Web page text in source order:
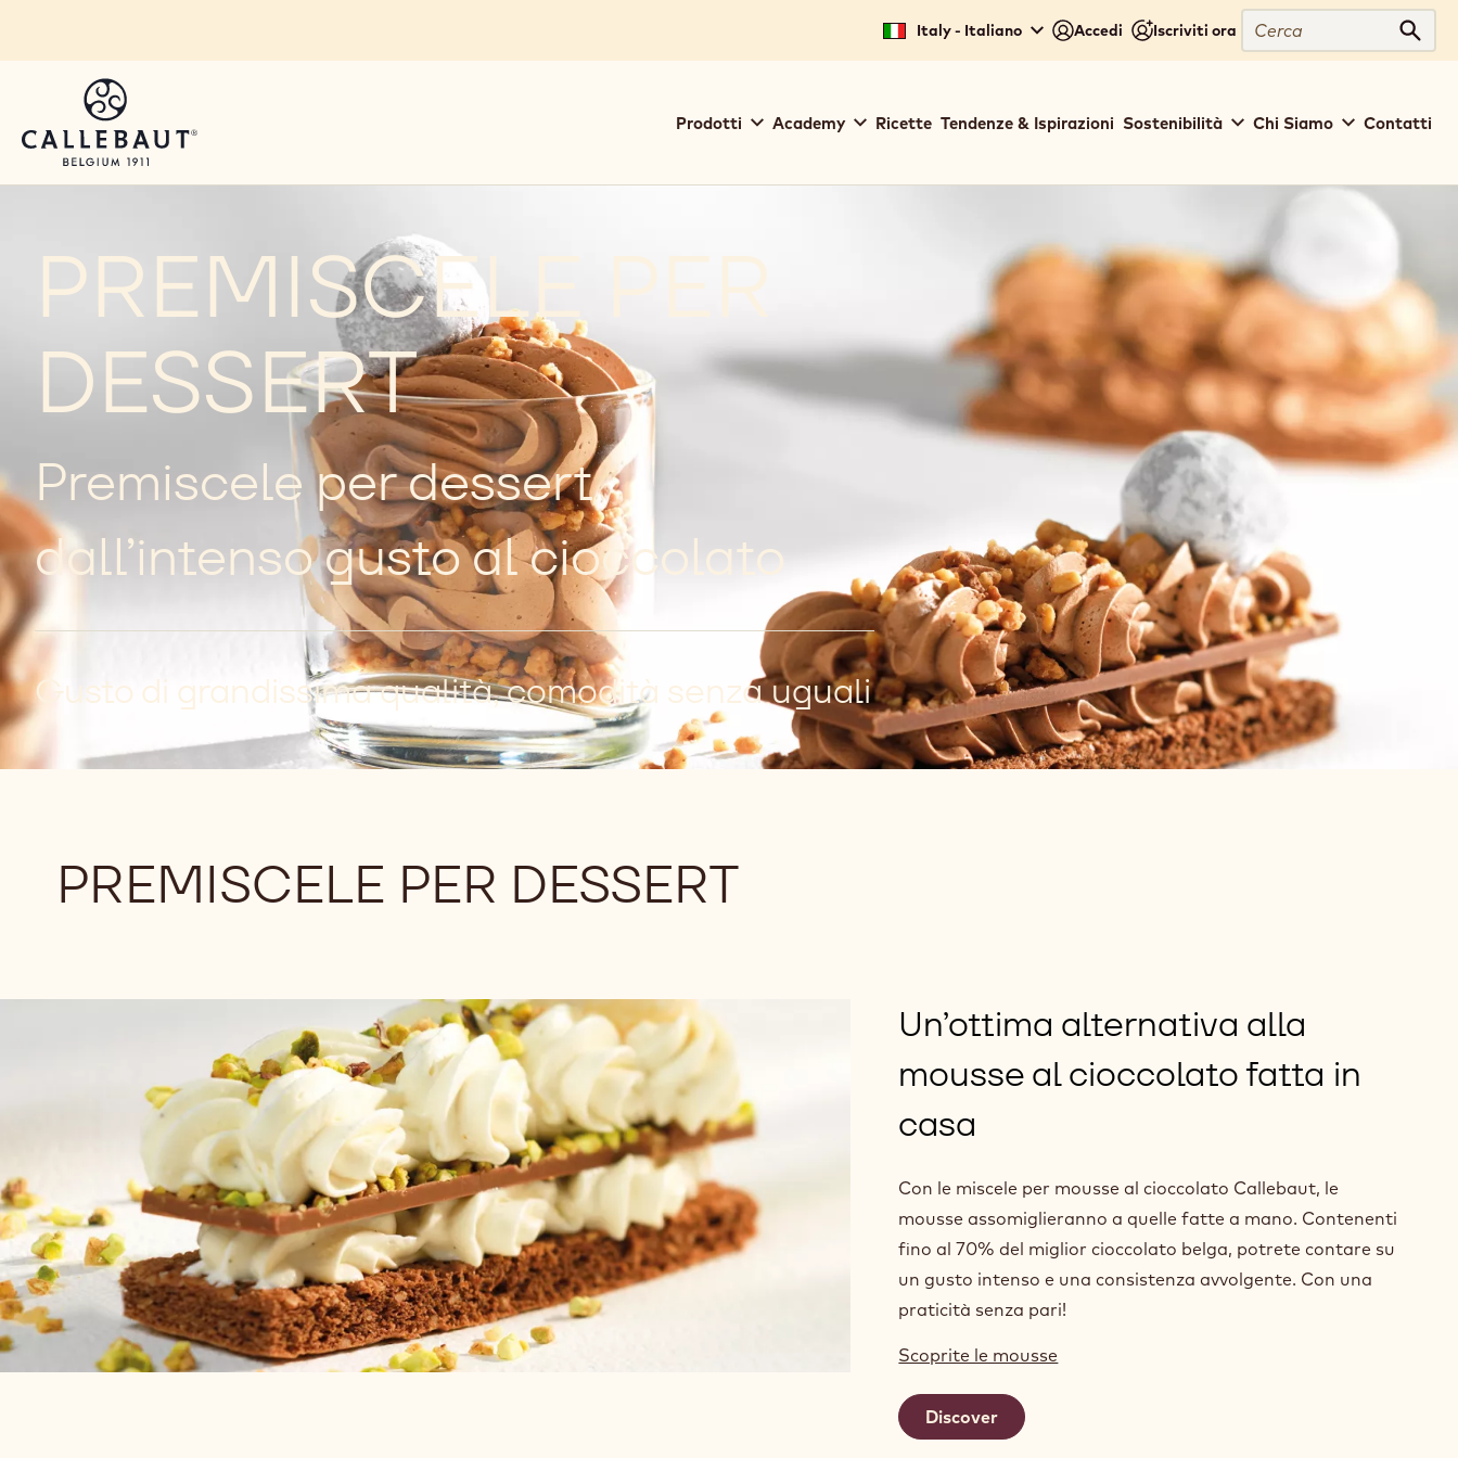
Italy - Italiano Accedi Iscriviti ora
Cerca
navigation
Prodotti Academy Ricette Tendenze & Ispirazioni Sostenibilità Chi Siamo Contatti
PREMISCELE PER
DESSERT
Premiscele per dessert
dall’intenso gusto al cioccolato
Gusto di grandissima qualità, comodità senza uguali
PREMISCELE PER DESSERT
Un’ottima alternativa alla
mousse al cioccolato fatta in
casa
Con le miscele per mousse al cioccolato Callebaut, le
mousse assomiglieranno a quelle fatte a mano. Contenenti
fino al 70% del miglior cioccolato belga, potrete contare su
un gusto intenso e una consistenza avvolgente. Con una
praticità senza pari!
Scoprite le mousse
Discover